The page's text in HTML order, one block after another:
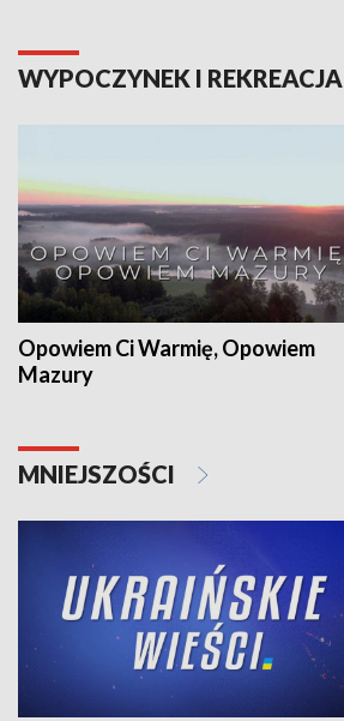
WYPOCZYNEK I REKREACJA
Opowiem Ci Warmię, Opowiem
Mazury
MNIEJSZOŚCI